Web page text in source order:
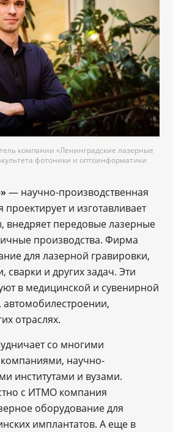
компании «Ленинградские лазерные
фотоники и оптоинформатики
— научно-производственная
и изготавливает
внедряет передовые лазерные
производства. Фирма
для лазерной гравировки,
сварки и других задач. Эти
в медицинской и сувенирной
отраслях.
со многими
научно-
институтами и вузами.
с ИТМО компания
оборудование для
имплантатов. А еще в